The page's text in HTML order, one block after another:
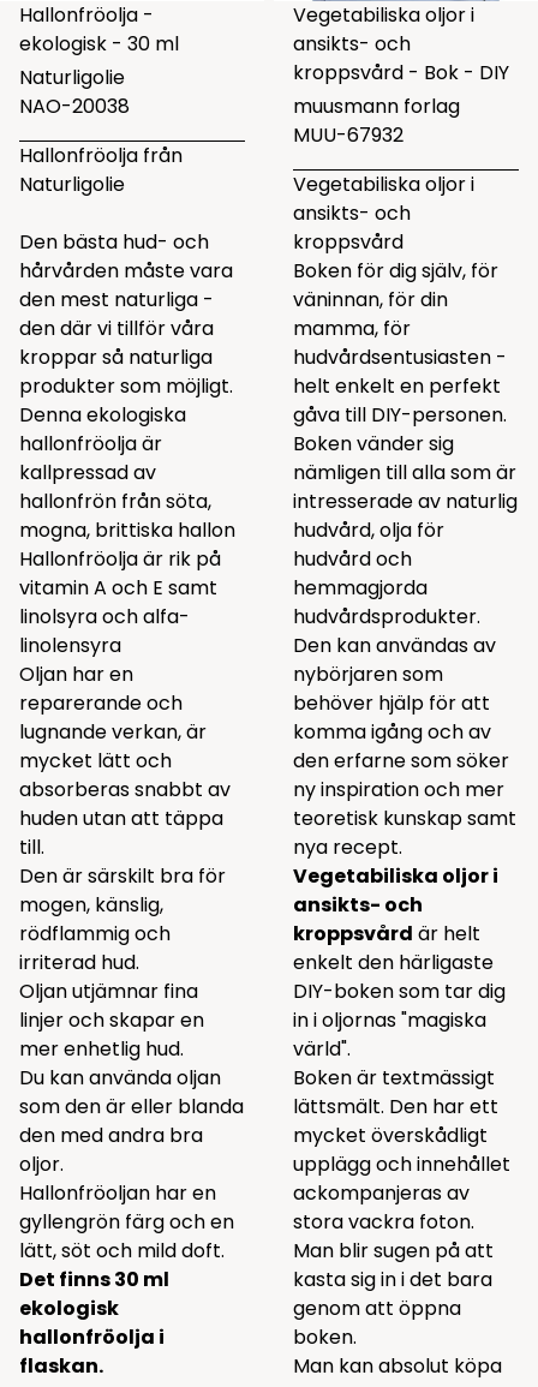
Hallonfröolja -
ekologisk - 30 ml
Naturligolie
NAO-20038
Hallonfröolja från
Naturligolie
Den bästa hud- och
hårvården måste vara
den mest naturliga -
den där vi tillför våra
kroppar så naturliga
produkter som möjligt.
Denna ekologiska
hallonfröolja är
kallpressad av
hallonfrön från söta,
mogna, brittiska hallon
Hallonfröolja är rik på
vitamin A och E samt
linolsyra och alfa-
linolensyra
Oljan har en
reparerande och
lugnande verkan, är
mycket lätt och
absorberas snabbt av
huden utan att täppa
till.
Den är särskilt bra för
mogen, känslig,
rödflammig och
irriterad hud.
Oljan utjämnar fina
linjer och skapar en
mer enhetlig hud.
Du kan använda oljan
som den är eller blanda
den med andra bra
oljor.
Hallonfröoljan har en
gyllengrön färg och en
lätt, söt och mild doft.
Det finns 30 ml
ekologisk
hallonfröolja i
flaskan.
Vegetabiliska oljor i
ansikts- och
kroppsvård - Bok - DIY
muusmann forlag
MUU-67932
Vegetabiliska oljor i
ansikts- och
kroppsvård
Boken för dig själv, för
väninnan, för din
mamma, för
hudvårdsentusiasten -
helt enkelt en perfekt
gåva till DIY-personen.
Boken vänder sig
nämligen till alla som är
intresserade av naturlig
hudvård, olja för
hudvård och
hemmagjorda
hudvårdsprodukter.
Den kan användas av
nybörjaren som
behöver hjälp för att
komma igång och av
den erfarne som söker
ny inspiration och mer
teoretisk kunskap samt
nya recept.
Vegetabiliska oljor i
ansikts- och
kroppsvård är helt
enkelt den härligaste
DIY-boken som tar dig
in i oljornas "magiska
värld".
Boken är textmässigt
lättsmält. Den har ett
mycket överskådligt
upplägg och innehållet
ackompanjeras av
stora vackra foton.
Man blir sugen på att
kasta sig in i det bara
genom att öppna
boken.
Man kan absolut köpa